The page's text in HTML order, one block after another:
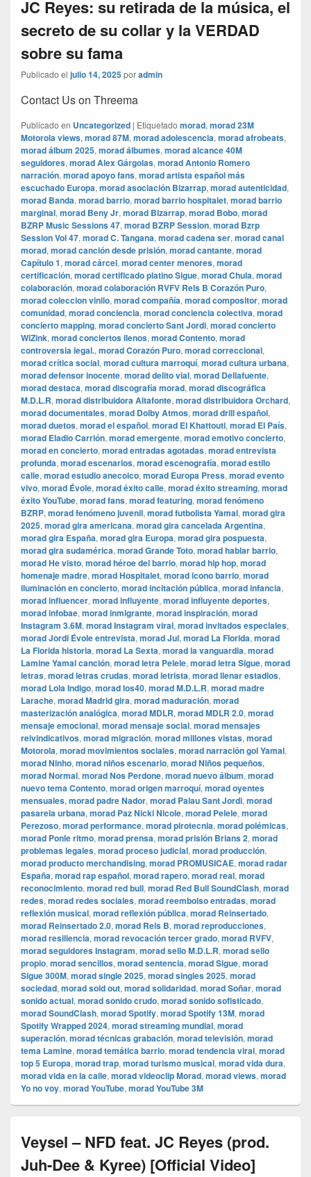
JC Reyes: su retirada de la música, el
secreto de su collar y la VERDAD
sobre su fama
Publicado el julio 14, 2025poradmin
Contact Us on Threema
Publicado en Uncategorized | Etiquetado morad, morad 23M
Motorola views, morad 87M, morad adolescencia, morad afrobeats,
morad álbum 2025, morad álbumes, morad alcance 40M
seguidores, morad Alex Gárgolas, morad Antonio Romero
narración, morad apoyo fans, morad artista español más
escuchado Europa, morad asociación Bizarrap, morad autenticidad,
morad Banda, morad barrio, morad barrio hospitalet, morad barrio
marginal, morad Beny Jr, morad Bizarrap, morad Bobo, morad
BZRP Music Sessions 47, morad BZRP Session, morad Bzrp
Session Vol 47, morad C. Tangana, morad cadena ser, morad canal
morad, morad canción desde prisión, morad cantante, morad
Capítulo 1, morad cárcel, morad center menores, morad
certificación, morad certificado platino Sigue, morad Chula, morad
colaboración, morad colaboración RVFV Rels B Corazón Puro,
morad coleccion vinilo, morad compañía, morad compositor, morad
comunidad, morad conciencia, morad conciencia colectiva, morad
concierto mapping, morad concierto Sant Jordi, morad concierto
WiZink, morad conciertos llenos, morad Contento, morad
controversia legal., morad Corazón Puro, morad correccional,
morad crítica social, morad cultura marroquí, morad cultura urbana,
morad defensor inocente, morad delito vial, morad Dellafuente,
morad destaca, morad discografía morad, morad discográfica
M.D.L.R, morad distribuidora Altafonte, morad distribuidora Orchard,
morad documentales, morad Dolby Atmos, morad drill español,
morad duetos, morad el español, morad El Khattouti, morad El País,
morad Eladio Carrión, morad emergente, morad emotivo concierto,
morad en concierto, morad entradas agotadas, morad entrevista
profunda, morad escenarios, morad escenografía, morad estilo
calle, morad estudio anecoico, morad Europa Press, morad evento
vivo, morad Évole, morad éxito calle, morad éxito streaming, morad
éxito YouTube, morad fans, morad featuring, morad fenómeno
BZRP, morad fenómeno juvenil, morad futbolista Yamal, morad gira
2025, morad gira americana, morad gira cancelada Argentina,
morad gira España, morad gira Europa, morad gira pospuesta,
morad gira sudamérica, morad Grande Toto, morad hablar barrio,
morad He visto, morad héroe del barrio, morad hip hop, morad
homenaje madre, morad Hospitalet, morad icono barrio, morad
iluminación en concierto, morad incitación pública, morad infancia,
morad influencer, morad influyente, morad influyente deportes,
morad infobae, morad inmigrante, morad inspiración, morad
Instagram 3.6M, morad Instagram viral, morad invitados especiales,
morad Jordi Évole entrevista, morad Jul, morad La Florida, morad
La Florida historia, morad La Sexta, morad la vanguardia, morad
Lamine Yamal canción, morad letra Pelele, morad letra Sigue, morad
letras, morad letras crudas, morad letrista, morad llenar estadios,
morad Lola Indigo, morad los40, morad M.D.L.R, morad madre
Larache, morad Madrid gira, morad maduración, morad
masterización analógica, morad MDLR, morad MDLR 2.0, morad
mensaje emocional, morad mensaje social, morad mensajes
reivindicativos, morad migración, morad millones vistas, morad
Motorola, morad movimientos sociales, morad narración gol Yamal,
morad Ninho, morad niños escenario, morad Niños pequeños,
morad Normal, morad Nos Perdone, morad nuevo álbum, morad
nuevo tema Contento, morad origen marroquí, morad oyentes
mensuales, morad padre Nador, morad Palau Sant Jordi, morad
pasarela urbana, morad Paz Nicki Nicole, morad Pelele, morad
Perezoso, morad performance, morad pirotecnia, morad polémicas,
morad Ponle ritmo, morad prensa, morad prisión Brians 2, morad
problemas legales, morad proceso judicial, morad producción,
morad producto merchandising, morad PROMUSICAE, morad radar
España, morad rap español, morad rapero, morad real, morad
reconocimiento, morad red bull, morad Red Bull SoundClash, morad
redes, morad redes sociales, morad reembolso entradas, morad
reflexión musical, morad reflexión pública, morad Reinsertado,
morad Reinsertado 2.0, morad Rels B, morad reproducciones,
morad resiliencia, morad revocación tercer grado, morad RVFV,
morad seguidores Instagram, morad sello M.D.L.R, morad sello
propio, morad sencillos, morad sentencia, morad Sigue, morad
Sigue 300M, morad single 2025, morad singles 2025, morad
sociedad, morad sold out, morad solidaridad, morad Soñar, morad
sonido actual, morad sonido crudo, morad sonido sofisticado,
morad SoundClash, morad Spotify, morad Spotify 13M, morad
Spotify Wrapped 2024, morad streaming mundial, morad
superación, morad técnicas grabación, morad televisión, morad
tema Lamine, morad temática barrio, morad tendencia viral, morad
top 5 Europa, morad trap, morad turismo musical, morad vida dura,
morad vida en la calle, morad videocli‏p Morad, morad views, morad
Yo no voy, morad YouTube, morad YouTube 3M
Veysel – NFD feat. JC Reyes (prod.
Juh-Dee & Kyree) [Official Video]